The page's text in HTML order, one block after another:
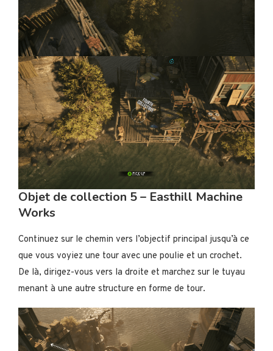
Objet de collection 5 – Easthill Machine
Works
Continuez sur le chemin vers l’objectif principal jusqu’à ce
que vous voyiez une tour avec une poulie et un crochet.
De là, dirigez-vous vers la droite et marchez sur le tuyau
menant à une autre structure en forme de tour.